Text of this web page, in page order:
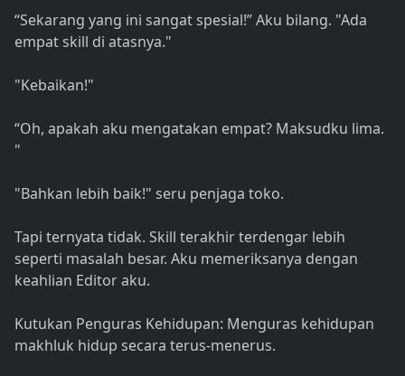
“Sekarang yang ini sangat spesial!” Aku bilang. "Ada
empat skill di atasnya."
"Kebaikan!"
“Oh, apakah aku mengatakan empat? Maksudku lima.
"
"Bahkan lebih baik!" seru penjaga toko.
Tapi ternyata tidak. Skill terakhir terdengar lebih
seperti masalah besar. Aku memeriksanya dengan
keahlian Editor aku.
Kutukan Penguras Kehidupan: Menguras kehidupan
makhluk hidup secara terus-menerus.